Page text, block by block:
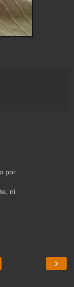
por
ni
›